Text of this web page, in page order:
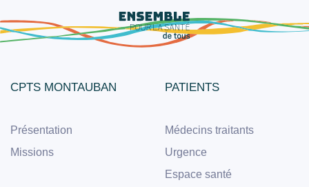
CPTS MONTAUBAN
Présentation
Missions
PATIENTS
Médecins traitants
Urgence
Espace santé